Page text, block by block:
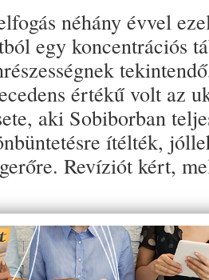
néhány évvel
egy koncentrációs
értékű volt az
aki Sobiborban
ítélték,
Revíziót kért,